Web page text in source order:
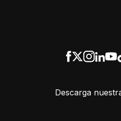
Descarga